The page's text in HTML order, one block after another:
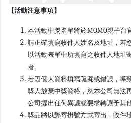
【活動注意事項】
本活動中獎名單將於MOMO親子台
請正確填寫收件人姓名及地址，若
以活動表單中所填寫之收件人地址
者。
若因個人資料填寫疏漏或錯誤，導
獎人放棄中獎資格，恕本公司無法
公司提出任何異議或要求轉讓予其
獎品將以郵寄掛號方式寄出，收件